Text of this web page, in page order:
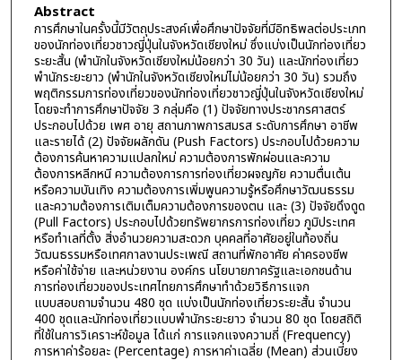
Abstract
การศึกษาในครั้งนี้มีวัตถุประสงค์เพื่อศึกษาปัจจัยที่มีอิทธิพลต่อประเภท
ของนักท่องเที่ยวชาวญี่ปุ่นในจังหวัดเชียงใหม่ ซึ่งแบ่งเป็นนักท่องเที่ยว
ระยะสั้น (พำนักในจังหวัดเชียงใหม่น้อยกว่า 30 วัน) และนักท่องเที่ยว
พำนักระยะยาว (พำนักในจังหวัดเชียงใหม่ไม่น้อยกว่า 30 วัน) รวมถึง
พฤติกรรมการท่องเที่ยวของนักท่องเที่ยวชาวญี่ปุ่นในจังหวัดเชียงใหม่
โดยจะทำการศึกษาปัจจัย 3 กลุ่มคือ (1) ปัจจัยทางประชากรศาสตร์
ประกอบไปด้วย เพศ อายุ สถานภาพการสมรส ระดับการศึกษา อาชีพ
และรายได้ (2) ปัจจัยผลักดัน (Push Factors) ประกอบไปด้วยความ
ต้องการค้นหาความแปลกใหม่ ความต้องการพักผ่อนและความ
ต้องการหลีกหนี ความต้องการการท่องเที่ยวผจญภัย ความตื่นเต้น
หรือความบันเทิง ความต้องการเพิ่มพูนความรู้หรือศึกษาวัฒนธรรม
และความต้องการเติมเต็มความต้องการของตน และ (3) ปัจจัยดึงดูด
(Pull Factors) ประกอบไปด้วยทรัพยากรการท่องเที่ยว ภูมิประเทศ
หรือทำเลที่ตั้ง สิ่งอำนวยความสะดวก บุคคลที่อาศัยอยู่ในท้องถิ่น
วัฒนธรรมหรือเทศกาลงานประเพณี สถานที่พักอาศัย ค่าครองชีพ
หรือค่าใช้จ่าย และหน่วยงาน องค์กร นโยบายภาครัฐและเอกชนด้าน
การท่องเที่ยวของประเทศไทยการศึกษาทำด้วยวิธีการแจก
แบบสอบถามจำนวน 480 ชุด แบ่งเป็นนักท่องเที่ยวระยะสั้น จำนวน
400 ชุดและนักท่องเที่ยวแบบพำนักระยะยาว จำนวน 80 ชุด โดยสถิติ
ที่ใช้ในการวิเคราะห์ข้อมูล ได้แก่ การแจกแจงความถี่ (Frequency)
การหาค่าร้อยละ (Percentage) การหาค่าเฉลี่ย (Mean) ส่วนเบี่ยง